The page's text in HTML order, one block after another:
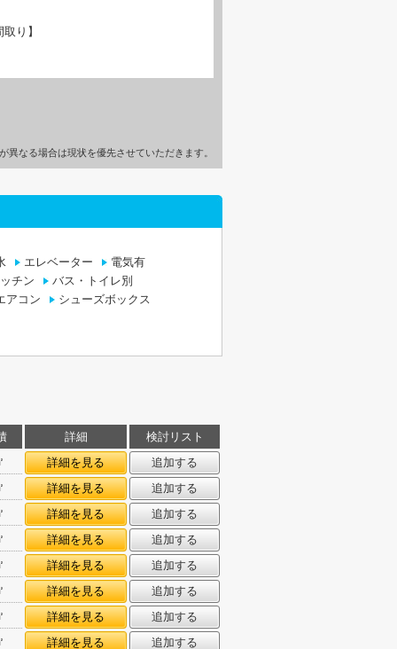
り】
なる場合は現状を優先させていただきます。
エレベーター
電気有
チン
バス・トイレ別
アコン
シューズボックス
詳細
検討リスト
詳細を見る
追加する
詳細を見る
追加する
詳細を見る
追加する
詳細を見る
追加する
詳細を見る
追加する
詳細を見る
追加する
詳細を見る
追加する
詳細を見る
追加する